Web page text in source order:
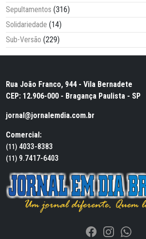
Sepultamentos (316)
Solidariedade (14)
Sub-Versão (229)
Rua João Franco, 944 - Vila Bernadete
CEP: 12.906-000 - Bragança Paulista - SP
jornal@jornalemdia.com.br
Comercial:
(11) 4033-8383
(11) 9.7417-6403